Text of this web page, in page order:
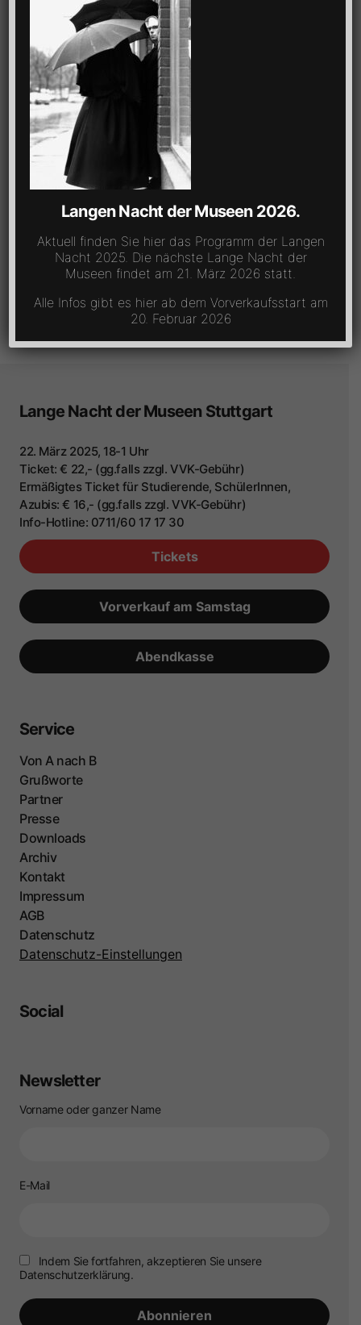
Lange Nacht der Museen Stuttgart
22. März 2025, 18-1 Uhr
Ticket: € 22,- (gg.falls zzgl. VVK-Gebühr)
Ermäßigtes Ticket für Studierende, SchülerInnen,
Azubis: € 16,- (gg.falls zzgl. VVK-Gebühr)
Info-Hotline: 0711/60 17 17 30
Tickets
Vorverkauf am Samstag
Abendkasse
Service
Von A nach B
Grußworte
Partner
Presse
Downloads
Archiv
Kontakt
Impressum
AGB
Datenschutz
Datenschutz-Einstellungen
Social
Newsletter
Vorname oder ganzer Name
E-Mail
Indem Sie fortfahren, akzeptieren Sie unsere
Datenschutzerklärung.
Langen Nacht der Museen 2026.
Aktuell finden Sie hier das Programm der Langen
Nacht 2025. Die nächste Lange Nacht der
Museen findet am 21. März 2026 statt.
Alle Infos gibt es hier ab dem Vorverkaufsstart am
20. Februar 2026